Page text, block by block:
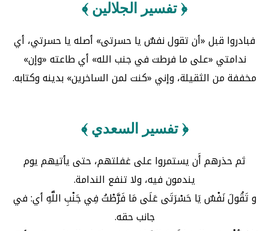
﴿ تفسير الجلالين ﴾
فبادروا قبل «أن تقول نفسٌ يا حسرتى» أصله يا حسرتي، أي
ندامتي «على ما فرطت في جنب الله» أي طاعته «وإن»
مخففة من الثقيلة، وإني «كنت لمن الساخرين» بدينه وكتابه.
﴿ تفسير السعدي ﴾
ثم حذرهم أَن يستمروا على غفلتهم، حتى يأتيهم يوم
يندمون فيه، ولا تنفع الندامة.
و تَقُولَ نَفْسٌ يَا حَسْرَتَى عَلَى مَا فَرَّطْتُ فِي جَنْبِ اللَّهِ أي: في
جانب حقه.